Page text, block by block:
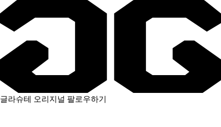
글라슈테 오리지널 팔로우하기